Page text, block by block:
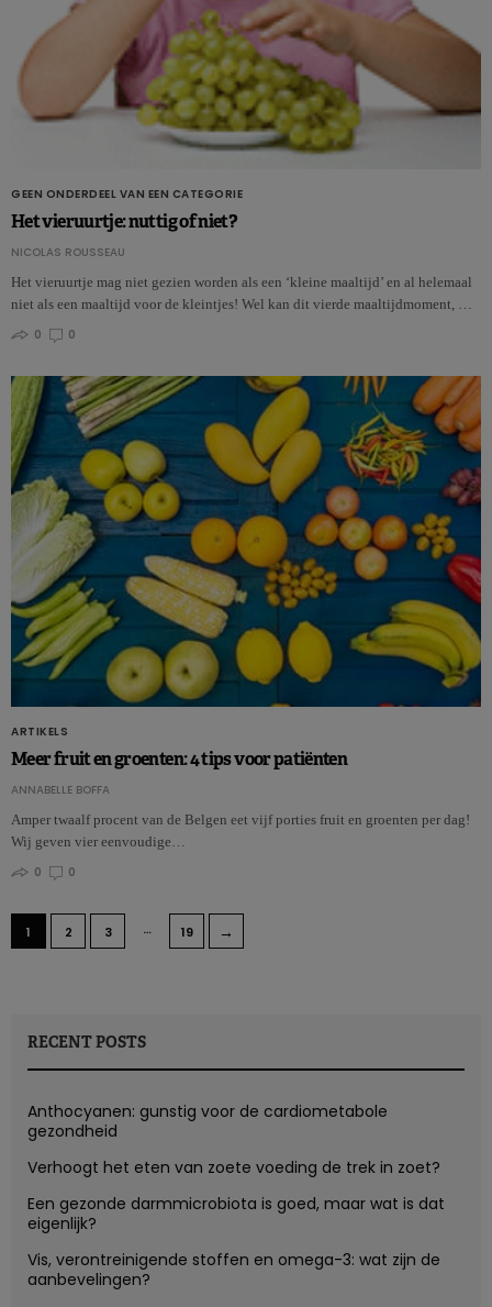
GEEN ONDERDEEL VAN EEN CATEGORIE
Het vieruurtje: nuttig of niet?
NICOLAS ROUSSEAU
Het vieruurtje mag niet gezien worden als een ‘kleine maaltijd’ en al helemaal
niet als een maaltijd voor de kleintjes! Wel kan dit vierde maaltijdmoment, …
0
0
ARTIKELS
Meer fruit en groenten: 4 tips voor patiënten
ANNABELLE BOFFA
Amper twaalf procent van de Belgen eet vijf porties fruit en groenten per dag!
Wij geven vier eenvoudige…
0
0
1 2 3 … 19 →
RECENT POSTS
Anthocyanen: gunstig voor de cardiometabole
gezondheid
Verhoogt het eten van zoete voeding de trek in zoet?
Een gezonde darmmicrobiota is goed, maar wat is dat
eigenlijk?
Vis, verontreinigende stoffen en omega-3: wat zijn de
aanbevelingen?